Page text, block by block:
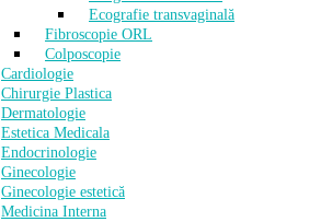
Ecografie transvaginală
Fibroscopie ORL
Colposcopie
Cardiologie
Chirurgie Plastica
Dermatologie
Estetica Medicala
Endocrinologie
Ginecologie
Ginecologie estetică
Medicina Interna